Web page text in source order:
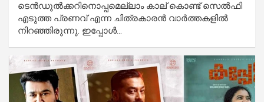
ടെന്‍ഡുല്‍ക്കറിനൊപ്പമെല്ലാം കാല് കൊണ്ട് സെല്‍ഫി
എടുത്ത പ്രണവ് എന്ന ചിത്രകാരന്‍ വാര്‍ത്തകളില്‍
നിറഞ്ഞിരുന്നു. ഇപ്പോള്‍…